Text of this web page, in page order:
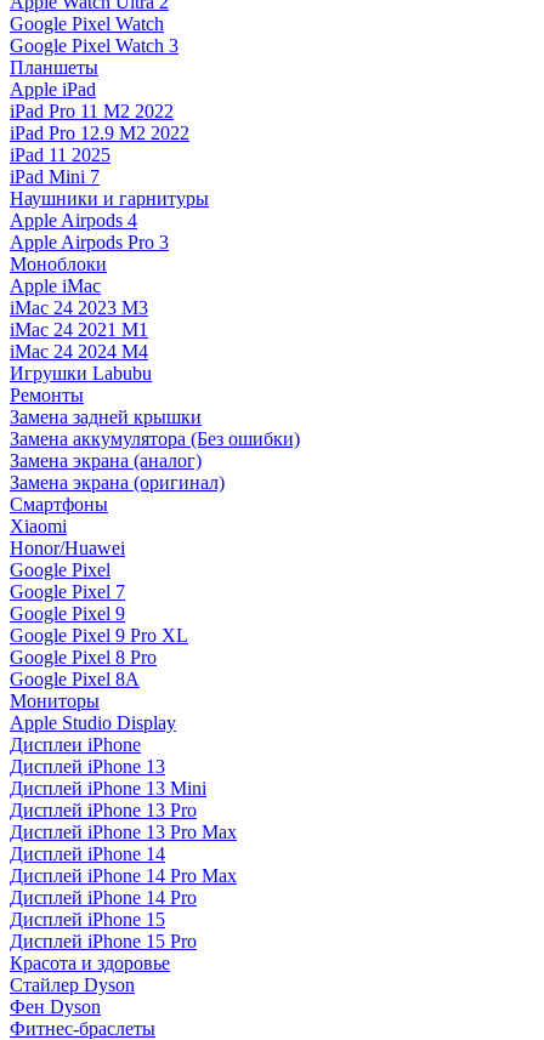
Google Pixel Watch
Google Pixel Watch 3
Планшеты
Apple iPad
iPad Pro 11 M2 2022
iPad Pro 12.9 M2 2022
iPad 11 2025
iPad Mini 7
Наушники и гарнитуры
Apple Airpods 4
Apple Airpods Pro 3
Моноблоки
Apple iMac
iMac 24 2023 M3
iMac 24 2021 M1
iMac 24 2024 M4
Игрушки Labubu
Ремонты
Замена задней крышки
Замена аккумулятора (Без ошибки)
Замена экрана (аналог)
Замена экрана (оригинал)
Смартфоны
Xiaomi
Honor/Huawei
Google Pixel
Google Pixel 7
Google Pixel 9
Google Pixel 9 Pro XL
Google Pixel 8 Pro
Google Pixel 8A
Мониторы
Apple Studio Display
Дисплеи iPhone
Дисплей iPhone 13
Дисплей iPhone 13 Mini
Дисплей iPhone 13 Pro
Дисплей iPhone 13 Pro Max
Дисплей iPhone 14
Дисплей iPhone 14 Pro Max
Дисплей iPhone 14 Pro
Дисплей iPhone 15
Дисплей iPhone 15 Pro
Красота и здоровье
Стайлер Dyson
Фен Dyson
Фитнес-браслеты